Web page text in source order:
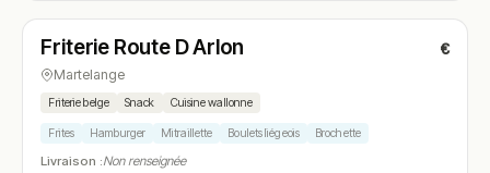
N° 8
Friterie Route D Arlon €
Martelange
Friterie belge Snack Cuisine wallonne
Frites Hamburger Mitraillette Boulets liégeois Brochette
Livraison :Non renseignée